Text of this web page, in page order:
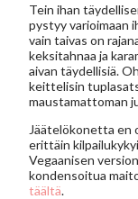
Tein ihan
pystyy varioimaan
vain taivas on
keksitahnaa ja
aivan täydellisiä.
keittelisin
maustamattoman
Jäätelökonetta en
erittäin
Vegaanisen
kondensoitua
täältä.